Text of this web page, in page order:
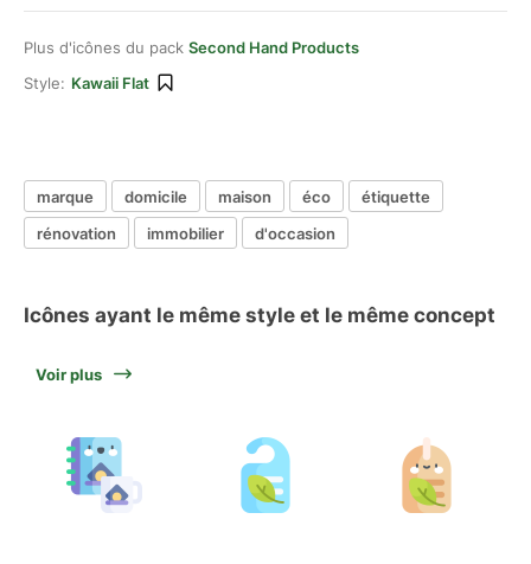
Plus d'icônes du pack Second Hand Products
Style: Kawaii Flat
marque domicile maison éco
étiquette
rénovation
immobilier d'occasion
Icônes ayant le même style et le même concept
Voir plus